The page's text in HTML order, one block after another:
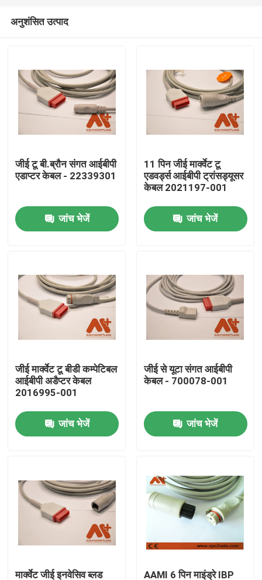
उत्पाद
हमारे बारे में
गुणवत्ता नियंत्रण
हमसे संपर्क करें
ईसीजी रोगी केबल
पुन: प्रयोज्य खराब 2 सेंसर
अनुशंसित उत्पाद
जीई टू बी.ब्रौन संगत आईबीपी
एडाप्टर केबल - 22339301
जांच भेजें
11 पिन जीई मार्क्वेट टू
एडवर्ड्स आईबीपी ट्रांसड्यूसर
केबल 2021197-001
जांच भेजें
जीई मार्क्वेट टू बीडी कम्पेटिबल
आईबीपी अडैप्टर केबल
2016995-001
जांच भेजें
जीई से यूटा संगत आईबीपी
केबल - 700078-001
जांच भेजें
मार्क्वेट जीई इनवेसिव ब्लड AAMI 6 पिन माइंड्रे IBP